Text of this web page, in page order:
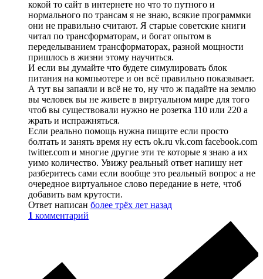
кокой то сайт в интернете но что то путного и
нормального по трансам я не знаю, всякие программки
они не правильно считают. Я старые советские книги
читал по трансформаторам, и богат опытом в
переделыванием трансформаторах, разной мощности
пришлось в жизни этому научиться.
И если вы думайте что будете симулировать блок
питания на компьютере и он всё правильно показывает.
А тут вы запаяли и всё не то, ну что ж падайте на землю
вы человек вы не живете в виртуальном мире для того
чтоб вы существовали нужно не розетка 110 или 220 а
жрать и испражняться.
Если реально помощь нужна пищите если просто
болтать и занять время ну есть ok.ru vk.com facebook.com
twitter.com и многие другие эти те которые я знаю а их
уимо количество. Увижу реальный ответ напишу нет
разберитесь сами если вообще это реальный вопрос а не
очередное виртуальное слово передание в нете, чтоб
добавить вам крутости.
Ответ написан более трёх лет назад
1 комментарий